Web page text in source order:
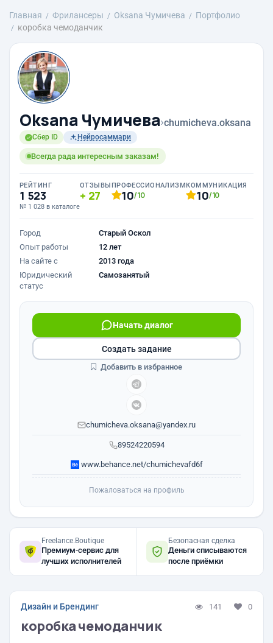
Главная Фрилансеры Oksana Чумичева
Портфолио
коробка чемоданчик
Oksana Чумичева›chumicheva.oksana
Сбер ID Нейросаммари
Всегда рада интересным заказам!
РЕЙТИНГ
1 523
№ 1 028 в каталоге
ОТЗЫВЫ
27
ПРОФЕССИОНАЛИЗМ
10/10
КОММУНИКАЦИЯ
10/10
Город
Старый Оскол
Опыт работы
12 лет
На сайте с
2013 года
Юридический
статус
Самозанятый
89524220594
Начать диалог
chumicheva.oksana@yandex.ru
www.behance.net/chumichevafd6f
Создать задание
Добавить в избранное
Пожаловаться на профиль
Freelance.Boutique
Премиум-сервис для
лучших исполнителей
Безопасная сделка
Деньги списываются
после приёмки
Дизайн и Брендинг 141 0
коробка чемоданчик